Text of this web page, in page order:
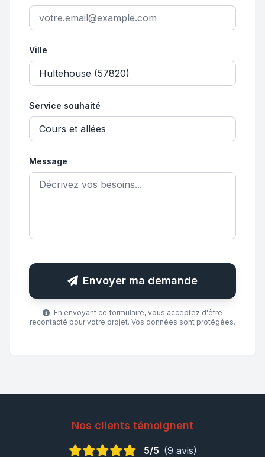
Ville
Service souhaité
Message
Envoyer ma demande
En envoyant ce formulaire, vous acceptez d'être
recontacté pour votre projet. Vos données sont protégées.
Nos clients témoignent
5/5 (9 avis)